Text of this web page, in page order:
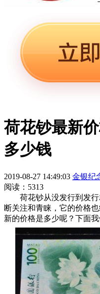
荷花钞最新
多少钱
2019-08-27 14:49:03 金银纪
阅读：5313
荷花钞从没发行到发行
断关注和青睐，它的价格
新的价格是多少呢？下面我